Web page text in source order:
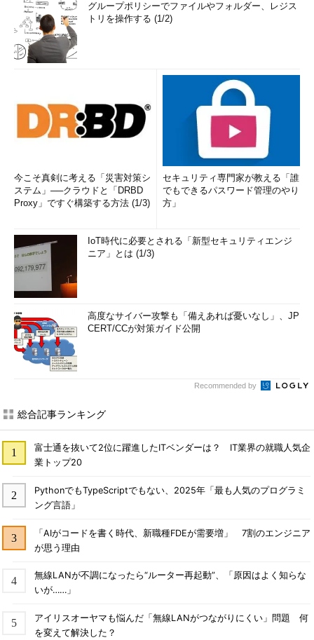
グループポリシーでファイルやフォルダー、レジス
トリを操作する (1/2)
今こそ真剣に考える「災害対策シ
ステム」──クラウドと「DRBD
Proxy」ですぐ構築する方法 (1/3)
セキュリティ専門家が教える「誰
でもできるパスワード管理のやり
方」
IoT時代に必要とされる「新型セキュリティエンジ
ニア」とは (1/3)
高度なサイバー攻撃も「備えあれば憂いなし」、JP
CERT/CCが対策ガイド公開
Recommended by
総合記事ランキング
富士通を抜いて2位に躍進したITベンダーは？ IT業界の就職人気企
業トップ20
PythonでもTypeScriptでもない、2025年「最も人気のプログラミ
ング言語」
「AIがコードを書く時代、新職種FDEが需要増」 7割のエンジニア
が思う理由
無線LANが不調になったら“ルーター再起動”、「原因はよく知らな
いが……」
アイリスオーヤマも悩んだ「無線LANがつながりにくい」問題 何
を変えて解決した？